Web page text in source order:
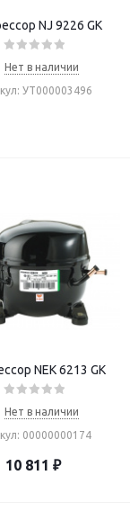
NJ 9226 GK
Нет в наличии
УТ000003496
NEK 6213 GK
Нет в наличии
00000000174
10 811 ₽